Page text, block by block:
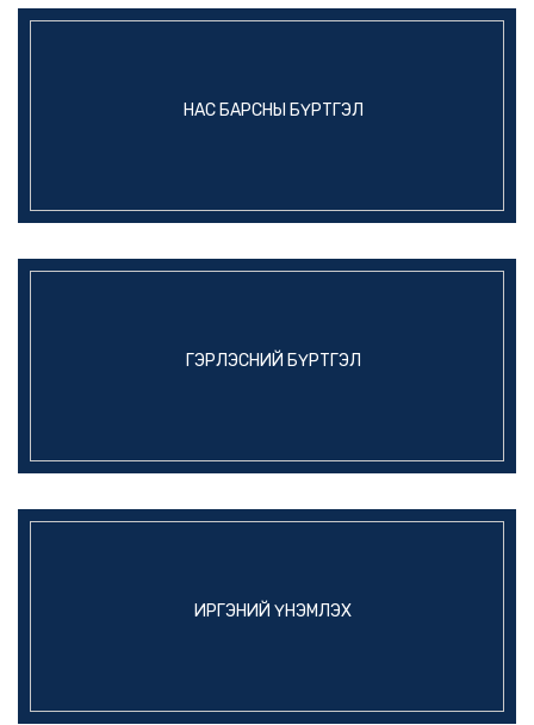
НАС БАРСНЫ БҮРТГЭЛ
ГЭРЛЭСНИЙ БҮРТГЭЛ
ИРГЭНИЙ ҮНЭМЛЭХ